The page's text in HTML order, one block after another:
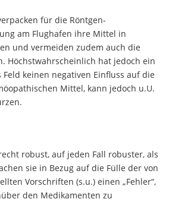
für die Röntgen-
am Flughafen ihre Mittel in
und vermeiden zudem auch die
Höchstwahrscheinlich hat jedoch ein
keinen negativen Einfluss auf die
Mittel, kann jedoch u.U.
robust, auf jeden Fall robuster, als
sie in Bezug auf die Fülle der von
Vorschriften (s.u.) einen „Fehler“,
den Medikamenten zu